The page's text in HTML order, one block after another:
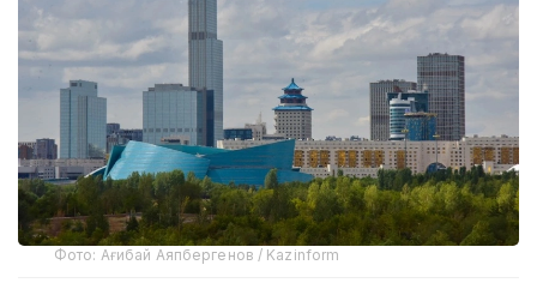
Фото: Ағибай Аяпбергенов / Kazinform